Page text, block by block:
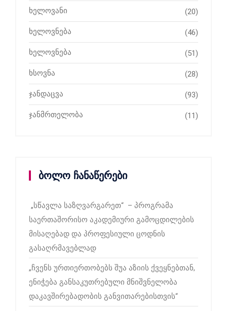
ხელოვანი (20)
ხელოვნება (46)
ხელოვნება (51)
ხსოვნა (28)
ჯანდაცვა (93)
ჯანმრთელობა (11)
ბოლო ჩანაწერები
„სწავლა საზღვარგარეთ“ – პროგრამა
საერთაშორისო აკადემიური გამოცდილების
მისაღებად და პროფესიული ცოდნის
გასაღრმავებლად
„ჩვენს ურთიერთობებს შუა აზიის ქვეყნებთან,
ენიჭება განსაკუთრებული მნიშვნელობა
დაკავშირებადობის განვითარებისთვის“